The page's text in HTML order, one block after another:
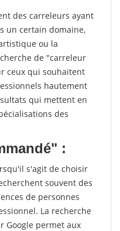
des carreleurs ayant
un certain domaine,
ou la
de "carreleur
ceux qui souhaitent
hautement
qui mettent en
des
:
s'agit de choisir
souvent des
de personnes
La recherche
Google permet aux